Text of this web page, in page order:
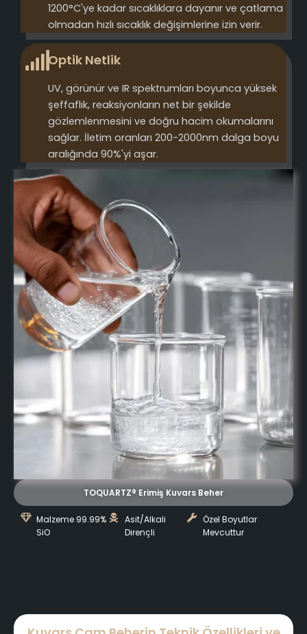
1200°C'ye kadar sıcaklıklara dayanır ve çatlama
olmadan hızlı sıcaklık değişimlerine izin verir.
Optik Netlik
UV, görünür ve IR spektrumları boyunca yüksek
şeffaflık, reaksiyonların net bir şekilde
gözlemlenmesini ve doğru hacim okumalarını
sağlar. İletim oranları 200-2000nm dalga boyu
aralığında 90%'yi aşar.
TOQUARTZ® Erimiş Kuvars Beher
Malzeme 99.99%
SiO
Asit/Alkali
Dirençli
Özel Boyutlar
Mevcuttur